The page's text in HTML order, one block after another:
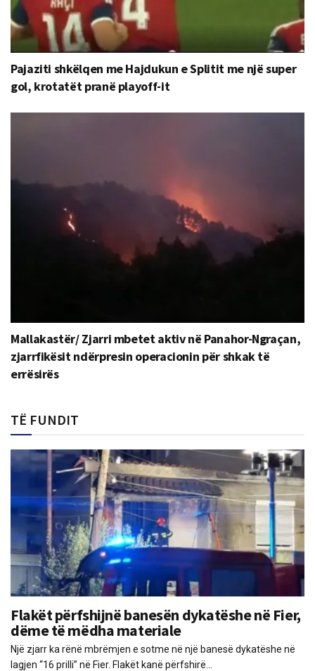
Pajaziti shkëlqen me Hajdukun e Splitit me një super
gol, krotatët pranë playoff-it
Mallakastër/ Zjarri mbetet aktiv në Panahor-Ngraçan,
zjarrfikësit ndërpresin operacionin për shkak të
errësirës
TË FUNDIT
Flakët përfshijnë banesën dykatëshe në Fier,
dëme të mëdha materiale
Një zjarr ka rënë mbrëmjen e sotme në një banesë dykatëshe në
lagjen “16 prilli” në Fier. Flakët kanë përfshirë...